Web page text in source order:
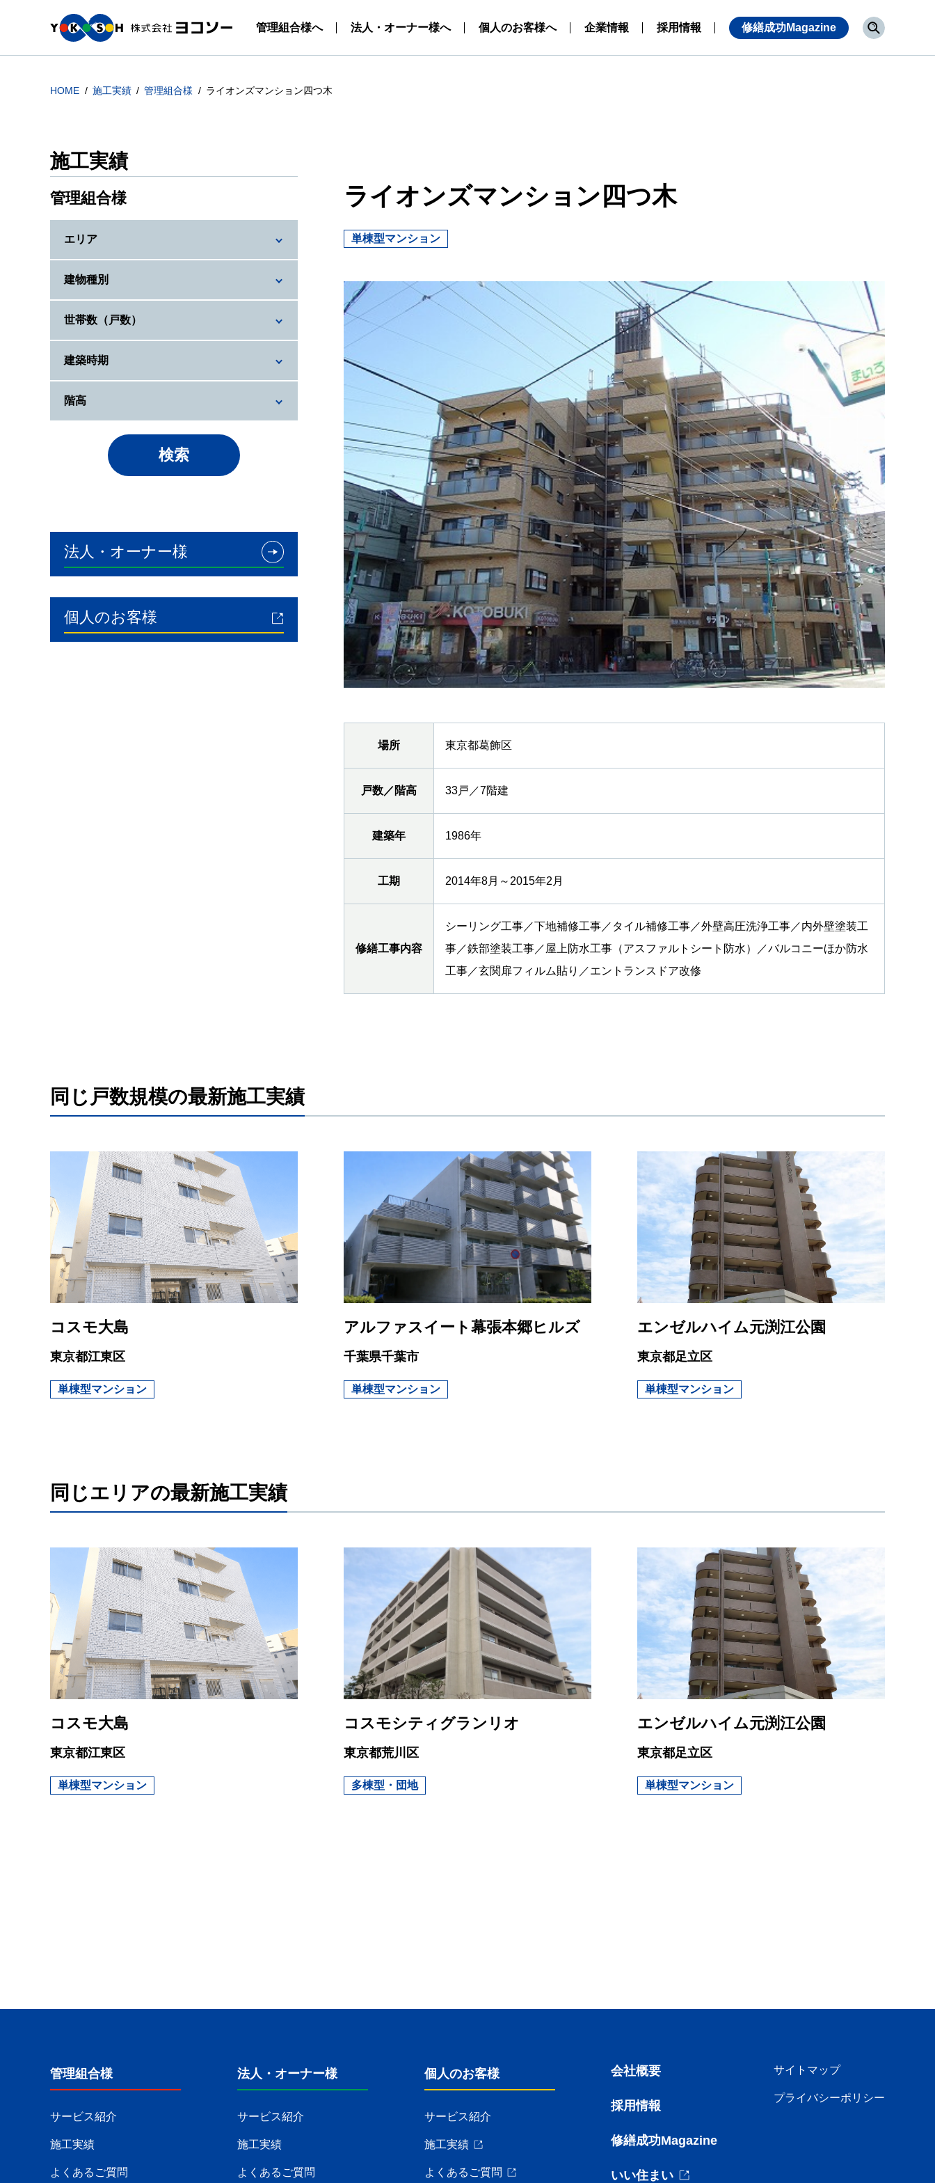
管理組合様へ 法人・オーナー様へ 個人のお客様へ 企業情報 採用情報 修繕成功Magazine
HOME 施工実績 管理組合様 ライオンズマンション四つ木
施工実績
管理組合様
エリア
建物種別
世帯数（戸数）
建築時期
階高
検索
法人・オーナー様
個人のお客様
ライオンズマンション四つ木
単棟型マンション
場所 東京都葛飾区
戸数／階高 33戸／7階建
建築年 1986年
工期 2014年8月～2015年2月
修繕工事内容
シーリング工事／下地補修工事／タイル補修工事／外壁高圧洗浄工事／内外壁塗装工
事／鉄部塗装工事／屋上防水工事（アスファルトシート防水）／バルコニーほか防水
工事／玄関扉フィルム貼り／エントランスドア改修
同じ戸数規模の最新施工実績
コスモ大島
東京都江東区
単棟型マンション
アルファスイート幕張本郷ヒルズ
千葉県千葉市
単棟型マンション
エンゼルハイム元渕江公園
東京都足立区
単棟型マンション
同じエリアの最新施工実績
コスモ大島
東京都江東区
単棟型マンション
コスモシティグランリオ
東京都荒川区
多棟型・団地
エンゼルハイム元渕江公園
東京都足立区
単棟型マンション
管理組合様
サービス紹介
施工実績
よくあるご質問
法人・オーナー様
サービス紹介
施工実績
よくあるご質問
個人のお客様
サービス紹介
施工実績
よくあるご質問
会社概要
採用情報
修繕成功Magazine
いい住まい
サイトマップ
プライバシーポリシー